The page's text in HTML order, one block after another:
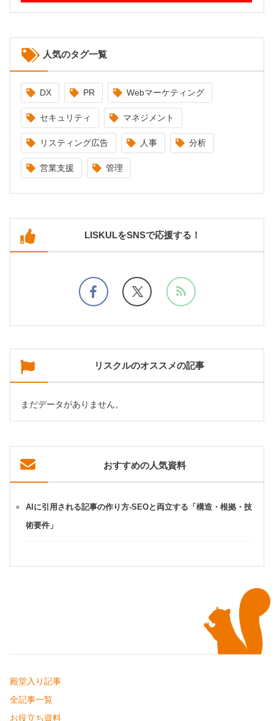
人気のタグ一覧
DX PR Webマーケティング
セキュリティ マネジメント
リスティング広告 人事 分析
営業支援 管理
LISKULをSNSで応援する！
リスクルのオススメの記事
まだデータがありません。
おすすめの人気資料
AIに引用される記事の作り方-SEOと両立する「構造・根拠・技
術要件」
殿堂入り記事
全記事一覧
お役立ち資料